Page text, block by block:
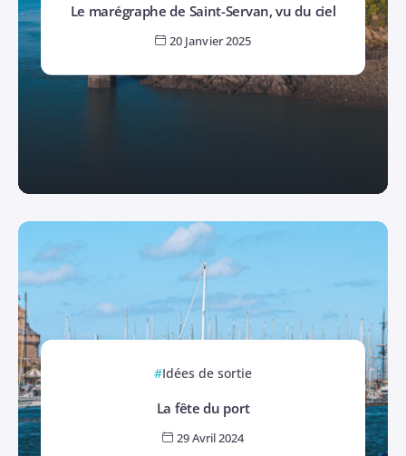
Le marégraphe de Saint-Servan, vu du ciel
20 Janvier 2025
Idées de sortie
La fête du port
29 Avril 2024